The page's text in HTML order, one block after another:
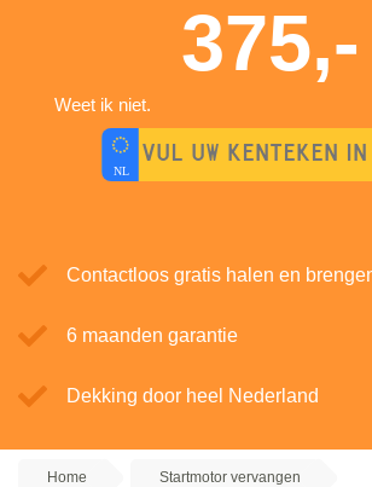
375,-
Weet ik niet.
Contactloos gratis halen en
6 maanden garantie
Dekking door heel Nederland
Home Startmotor vervangen